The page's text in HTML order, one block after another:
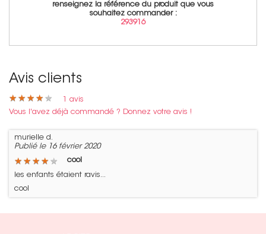
renseignez la référence du produit que vous
souhaitez commander :
293916
Avis clients
★ ★ ★ ★ ★
★ ★ ★ ★ ★
avis
Vous l'avez déjà commandé ? Donnez votre avis !
murielle d.
Publié le 16 février 2020
★ ★ ★ ★ ★
★ ★ ★ ★ ★ cool
les enfants étaient ravis...
cool